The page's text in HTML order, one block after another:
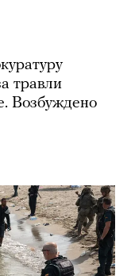
травли
Возбуждено